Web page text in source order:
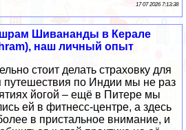
17 07 2026 7:13:38
Шивананды в Керале
наш личный опыт
стоит делать страховку для
путешествия по Индии мы не раз
йогой – ещё в Питере мы
ей в фитнесс-центре, а здесь
в пристальное внимание, и